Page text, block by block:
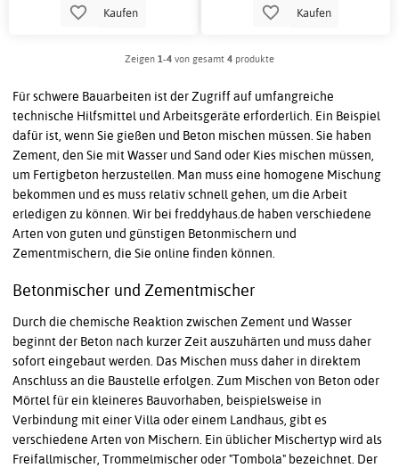
Kaufen Kaufen
Zeigen 1-4 von gesamt 4 produkte
Für schwere Bauarbeiten ist der Zugriff auf umfangreiche
technische Hilfsmittel und Arbeitsgeräte erforderlich. Ein Beispiel
dafür ist, wenn Sie gießen und Beton mischen müssen. Sie haben
Zement, den Sie mit Wasser und Sand oder Kies mischen müssen,
um Fertigbeton herzustellen. Man muss eine homogene Mischung
bekommen und es muss relativ schnell gehen, um die Arbeit
erledigen zu können. Wir bei freddyhaus.de haben verschiedene
Arten von guten und günstigen Betonmischern und
Zementmischern, die Sie online finden können.
Betonmischer und Zementmischer
Durch die chemische Reaktion zwischen Zement und Wasser
beginnt der Beton nach kurzer Zeit auszuhärten und muss daher
sofort eingebaut werden. Das Mischen muss daher in direktem
Anschluss an die Baustelle erfolgen. Zum Mischen von Beton oder
Mörtel für ein kleineres Bauvorhaben, beispielsweise in
Verbindung mit einer Villa oder einem Landhaus, gibt es
verschiedene Arten von Mischern. Ein üblicher Mischertyp wird als
Freifallmischer, Trommelmischer oder "Tombola" bezeichnet. Der